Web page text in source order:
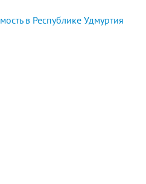
в Республике Удмуртия